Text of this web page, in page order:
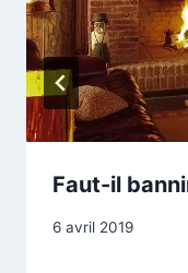
Faut-il
Par
6 avril 2019